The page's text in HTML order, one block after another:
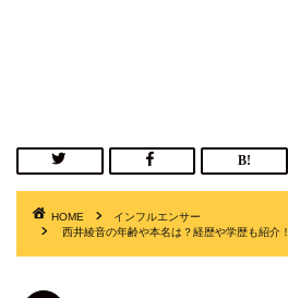
HOME
インフルエンサー
西井綾音の年齢や本名は？経歴や学歴も紹介！